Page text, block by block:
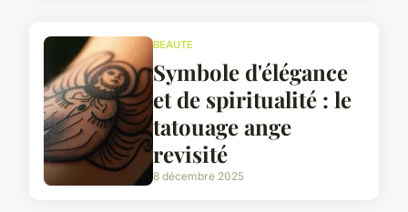
BEAUTE
Symbole d'élégance
et de spiritualité : le
tatouage ange
revisité
8 décembre 2025